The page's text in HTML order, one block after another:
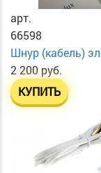
арт.
66598
Шнур (кабель)
2 200 руб.
КУПИТЬ